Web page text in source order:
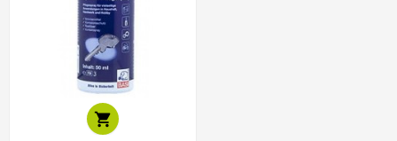
